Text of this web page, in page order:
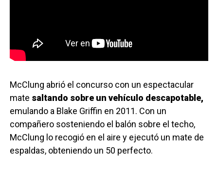
McClung abrió el concurso con un espectacular
mate saltando sobre un vehículo descapotable,
emulando a Blake Griffin en 2011. Con un
compañero sosteniendo el balón sobre el techo,
McClung lo recogió en el aire y ejecutó un mate de
espaldas, obteniendo un 50 perfecto.